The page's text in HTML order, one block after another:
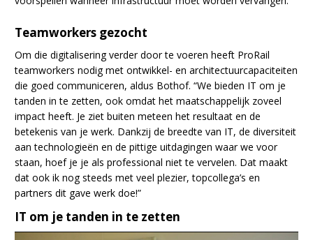
Teamworkers gezocht
Om die digitalisering verder door te voeren heeft ProRail
teamworkers nodig met ontwikkel- en architectuurcapaciteiten
die goed communiceren, aldus Bothof. “We bieden IT om je
tanden in te zetten, ook omdat het maatschappelijk zoveel
impact heeft. Je ziet buiten meteen het resultaat en de
betekenis van je werk. Dankzij de breedte van IT, de diversiteit
aan technologieën en de pittige uitdagingen waar we voor
staan, hoef je je als professional niet te vervelen. Dat maakt
dat ook ik nog steeds met veel plezier, topcollega’s en
partners dit gave werk doe!”
IT om je tanden in te zetten